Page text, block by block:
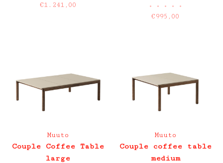
€1.241,00 • • • • •
€995,00
Muuto
Couple Coffee Table
large
Muuto
Couple coffee table
medium